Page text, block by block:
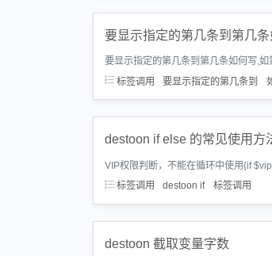
要显示指定的第几条到第几
要显示指定的第几条到第几条如何写,
标签调用
要显示指定的第几条到
destoon if else 的常见使用方
VIP权限判断，不能在循环中使用{if
标签调用
destoon if 标签调用
destoon 截取变量字数